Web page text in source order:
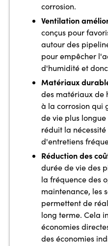
corrosion.
Ventilation
conçus pour
autour des
pour empêcher
d'humidité et
Matériaux
des matériaux de
à la corrosion qui
de vie plus
réduit la
d'entretiens
Réduction des
durée de vie des
la fréquence des
maintenance, les
permettent de
long terme. Cela
économies
des économies